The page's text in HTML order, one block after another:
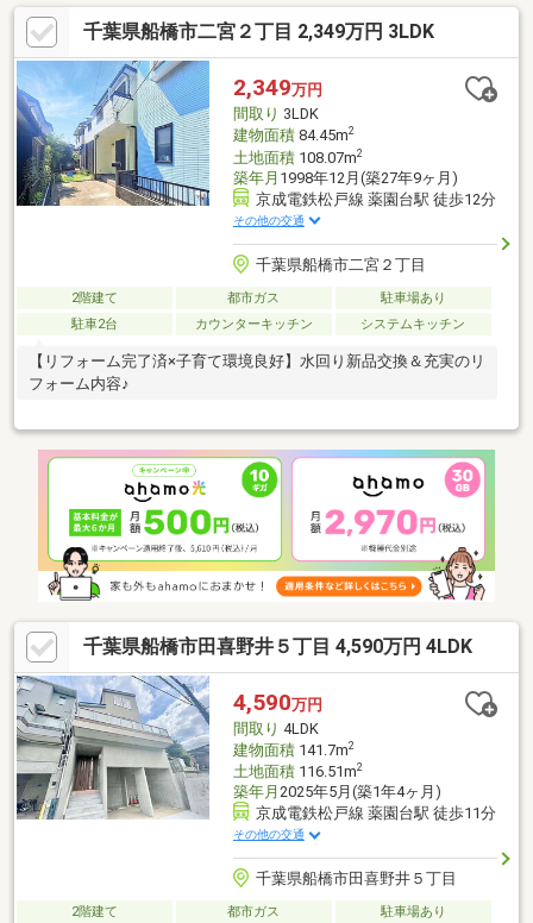
千葉県船橋市二宮２丁目 2,349万円 3LDK
2,349万円
間取り 3LDK
建物面積84.45m2
土地面積108.07m2
築年月 1998年12月(築27年9ヶ月)
京成電鉄松戸線 薬園台駅 徒歩12分
その他の交通
千葉県船橋市二宮２丁目
2階建て 都市ガス
駐車場あり
駐車2台
カウンターキッチン システムキッチン
【リフォーム完了済×子育て環境良好】水回り新品交換＆充実のリ
フォーム内容♪
千葉県船橋市田喜野井５丁目 4,590万円 4LDK
4,590万円
間取り 4LDK
建物面積141.7m2
土地面積116.51m2
築年月 2025年5月(築1年4ヶ月)
京成電鉄松戸線 薬園台駅 徒歩11分
その他の交通
千葉県船橋市田喜野井５丁目
2階建て 都市ガス
駐車場あり